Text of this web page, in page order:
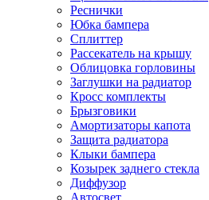
Реснички
Юбка бампера
Сплиттер
Рассекатель на крышу
Облицовка горловины
Заглушки на радиатор
Кросс комплекты
Брызговики
Амортизаторы капота
Защита радиатора
Клыки бампера
Козырек заднего стекла
Диффузор
Автосвет